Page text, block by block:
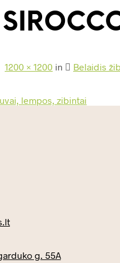
1200 × 1200 in
Belaidis
g. 55A